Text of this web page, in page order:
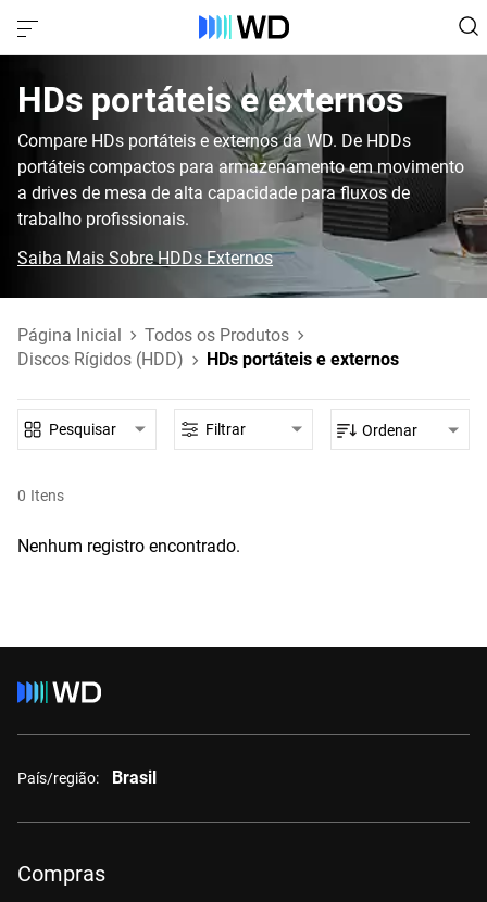
HDs portáteis e externos
Compare HDs portáteis e externos da WD. De HDDs
portáteis compactos para armazenamento em movimento
a drives de mesa de alta capacidade para fluxos de
trabalho profissionais.
Saiba Mais Sobre HDDs Externos
Página Inicial
Todos os Produtos
Discos Rígidos (HDD)
HDs portáteis e externos
0 Itens
Pesquisar Filtrar Ordenar
Nenhum registro encontrado.
País/região: Brasil
Compras